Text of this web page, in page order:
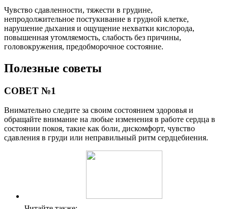
Чувство сдавленности, тяжести в грудине,
непродолжительное постукивание в грудной клетке,
нарушение дыхания и ощущение нехватки кислорода,
повышенная утомляемость, слабость без причины,
головокружения, предобморочное состояние.
Полезные советы
СОВЕТ №1
Внимательно следите за своим состоянием здоровья и
обращайте внимание на любые изменения в работе сердца в
состоянии покоя, такие как боли, дискомфорт, чувство
сдавления в груди или неправильный ритм сердцебиения.